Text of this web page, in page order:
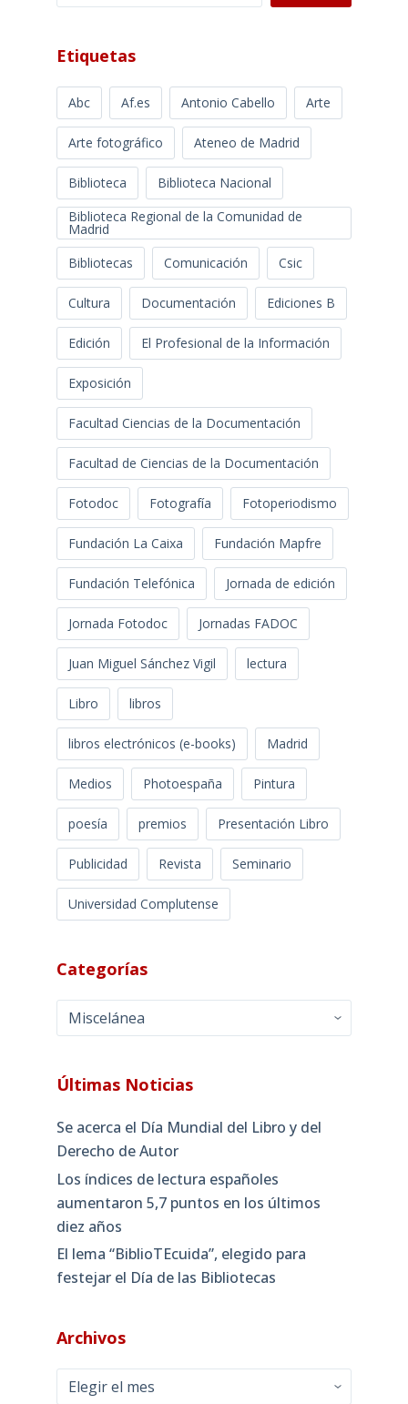
Etiquetas
Abc Af.es Antonio Cabello Arte
Arte fotográfico Ateneo de Madrid
Biblioteca
Biblioteca Nacional
Biblioteca Regional de la Comunidad de
Madrid
Bibliotecas
Comunicación Csic
Cultura Documentación Ediciones B
Edición El Profesional de la Información
Exposición
Facultad Ciencias de la Documentación
Facultad de Ciencias de la Documentación
Fotodoc Fotografía Fotoperiodismo
Fundación La Caixa Fundación Mapfre
Fundación Telefónica Jornada de edición
Jornada Fotodoc Jornadas FADOC
Juan Miguel Sánchez Vigil lectura
Libro libros
libros electrónicos (e-books) Madrid
Medios Photoespaña Pintura
poesía premios Presentación Libro
Publicidad Revista Seminario
Universidad Complutense
Categorías
Categorías
Últimas Noticias
Se acerca el Día Mundial del Libro y del
Derecho de Autor
Los índices de lectura españoles
aumentaron 5,7 puntos en los últimos
diez años
El lema “BiblioTEcuida”, elegido para
festejar el Día de las Bibliotecas
Archivos
Archivos